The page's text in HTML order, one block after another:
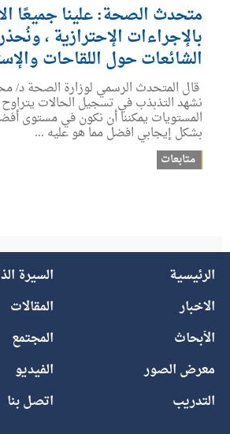
متحدث الصحة: علينا جميعًا
بالإجراءات الإحترازية ،
الشائعات حول اللقاحات
قال المتحدث الرسمي لوزارة الصحة د/
نشهد التذبذب في تسجيل الحالات
المستويات يمكننا أن نكون في مستوى
بشكل إيجابي افضل مما هو عليه ...
متابعات
الرئيسية
السيرة
الاخبار
المقالات
الأبحاث
المجتمع
معرض الصور
الفيديو
التدريب
اتصل بنا